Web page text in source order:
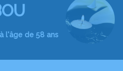
l'âge de 58 ans